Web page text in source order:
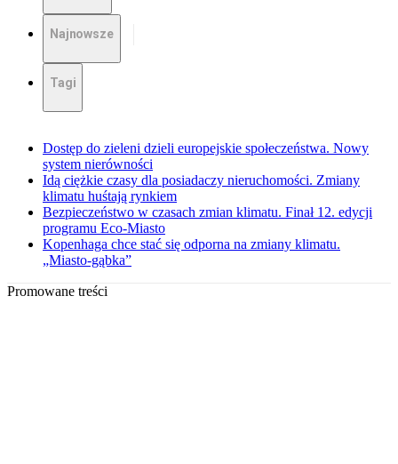
Najnowsze
Tagi
Dostęp do zieleni dzieli europejskie społeczeństwa. Nowy
system nierówności
Idą ciężkie czasy dla posiadaczy nieruchomości. Zmiany
klimatu huśtają rynkiem
Bezpieczeństwo w czasach zmian klimatu. Finał 12. edycji
programu Eco-Miasto
Kopenhaga chce stać się odporna na zmiany klimatu.
„Miasto-gąbka”
Promowane treści